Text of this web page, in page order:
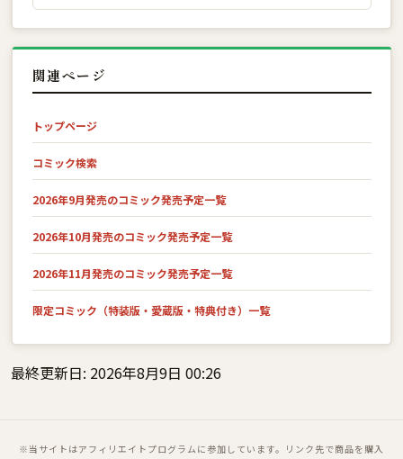
関連ページ
トップページ
コミック検索
2026年9月発売のコミック発売予定一覧
2026年10月発売のコミック発売予定一覧
2026年11月発売のコミック発売予定一覧
限定コミック（特装版・愛蔵版・特典付き）一覧
最終更新日: 2026年8月9日 00:26
※当サイトはアフィリエイトプログラムに参加しています。リンク先で商品を購入